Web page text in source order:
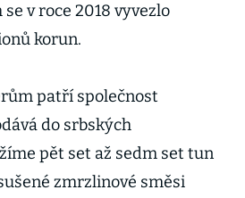
v roce 2018 vyvezlo
korun.
patří společnost
do srbských
pět set až sedm set tun
zmrzlinové směsi